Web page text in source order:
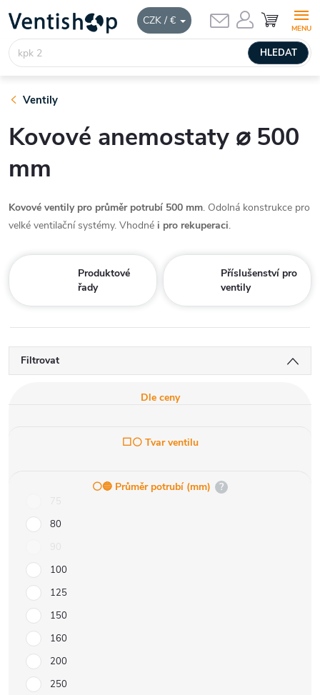
CZK / €
obsah
HLEDAT
NÁKUPNÍ
KOŠÍK
Ventily
Kovové anemostaty ⌀ 500
mm
Kovové ventily pro průměr potrubí 500 mm. Odolná konstrukce pro
velké ventilační systémy. Vhodné i pro rekuperaci.
Produktové
řady
Příslušenství pro
ventily
Filtrovat
Dle ceny
⬜⚪ Tvar ventilu
⚪️🔵 Průměr potrubí (mm) ?
80
100
125
150
160
200
250